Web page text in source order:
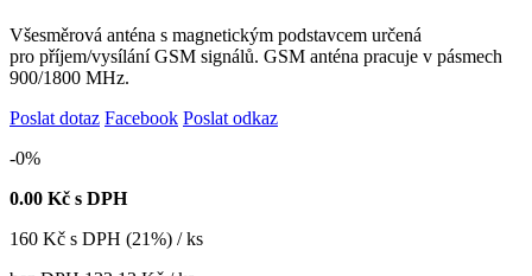
Všesměrová anténa s magnetickým podstavcem určená
pro příjem/vysílání GSM signálů. GSM anténa pracuje v pásmech
900/1800 MHz.
Poslat dotaz Facebook Poslat odkaz
-0%
0.00 Kč s DPH
160 Kč s DPH (21%) / ks